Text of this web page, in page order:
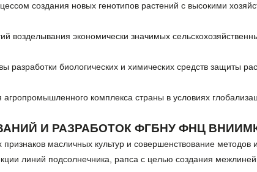
создания новых генотипов растений с высокими
экономически значимых
разработки биологических и химических средств защиты
комплекса страны в условиях
И РАЗРАБОТОК ФГБНУ ФНЦ
масличных культур и совершенствование методов
линий подсолнечника, рапса с целью создания